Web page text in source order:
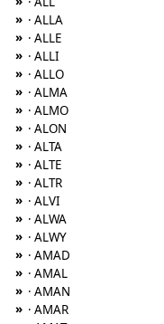
» · ALLA
» · ALLE
» · ALLI
» · ALLO
» · ALMA
» · ALMO
» · ALON
» · ALTA
» · ALTE
» · ALTR
» · ALVI
» · ALWA
» · ALWY
» · AMAD
» · AMAL
» · AMAN
» · AMAR